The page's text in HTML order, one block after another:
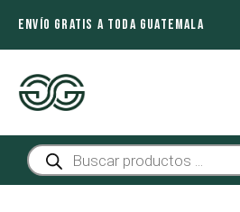
ENVÍO GRATIS A TODA GUATEMALA
Búsqueda
de
productos